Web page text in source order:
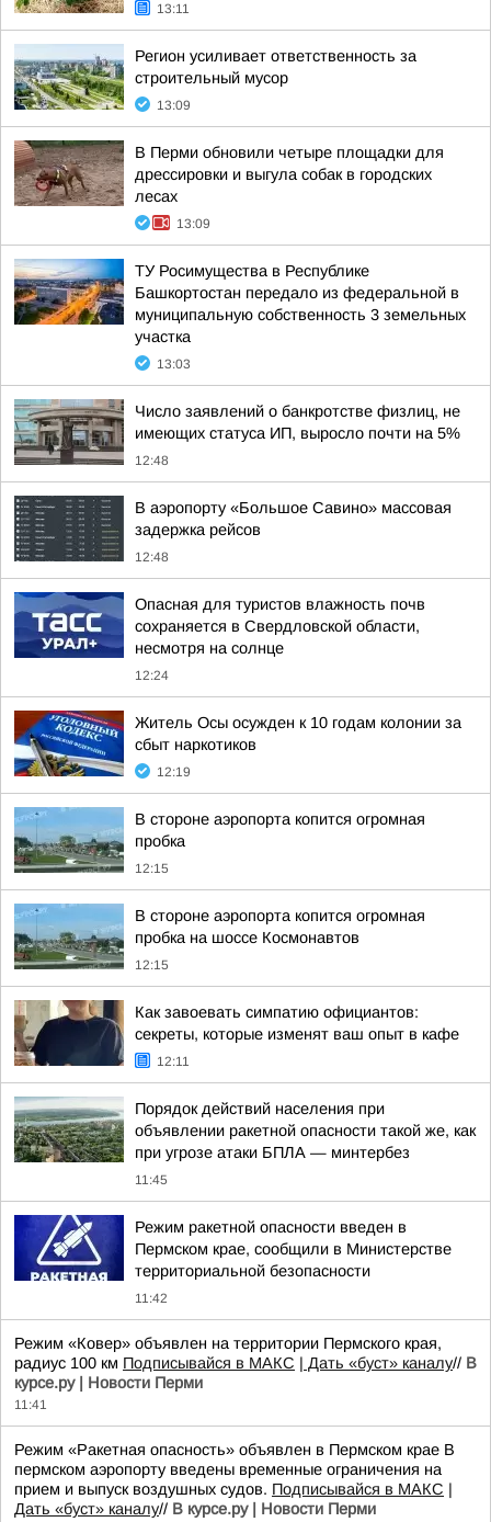
13:11
Регион усиливает ответственность за
строительный мусор
13:09
В Перми обновили четыре площадки для
дрессировки и выгула собак в городских
лесах
13:09
ТУ Росимущества в Республике
Башкортостан передало из федеральной в
муниципальную собственность 3 земельных
участка
13:03
Число заявлений о банкротстве физлиц, не
имеющих статуса ИП, выросло почти на 5%
12:48
В аэропорту «Большое Савино» массовая
задержка рейсов
12:48
Опасная для туристов влажность почв
сохраняется в Свердловской области,
несмотря на солнце
12:24
Житель Осы осужден к 10 годам колонии за
сбыт наркотиков
12:19
В стороне аэропорта копится огромная
пробка
12:15
В стороне аэропорта копится огромная
пробка на шоссе Космонавтов
12:15
Как завоевать симпатию официантов:
секреты, которые изменят ваш опыт в кафе
12:11
Порядок действий населения при
объявлении ракетной опасности такой же, как
при угрозе атаки БПЛА — минтербез
11:45
Режим ракетной опасности введен в
Пермском крае, сообщили в Министерстве
территориальной безопасности
11:42
Режим «Ковер» объявлен на территории Пермского края,
радиус 100 км Подписывайся в МАКС | Дать «буст» каналу// В
курсе.ру | Новости Перми
11:41
Режим «Ракетная опасность» объявлен в Пермском крае В
пермском аэропорту введены временные ограничения на
прием и выпуск воздушных судов. Подписывайся в МАКС |
Дать «буст» каналу// В курсе.ру | Новости Перми